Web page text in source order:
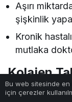
Aşırı
şişkinlik
Kronik
mutlaka
Kolajen
Beklentiler
Bu web sitesinde en
için çerezler